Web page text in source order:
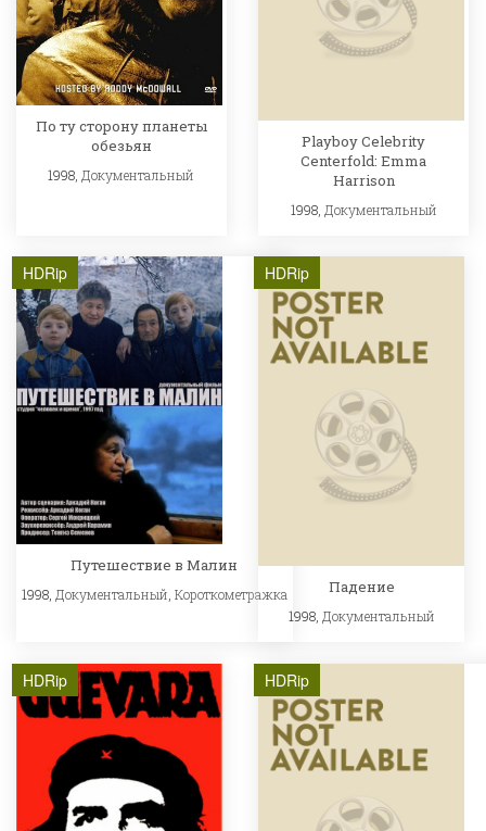
По ту сторону планеты
обезьян
1998,Документальный
Playboy Celebrity
Centerfold: Emma
Harrison
1998, Документальный
HDRip
Путешествие в Малин
1998, Документальный Короткометражка
HDRip
Падение
1998, Документальный
HDRip HDRip